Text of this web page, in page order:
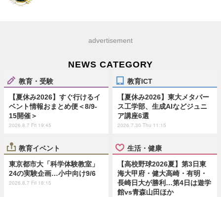
advertisement
NEWS CATEGORY
教育・受験
【夏休み2026】すぐ行けるイ
ベント情報おまとめ便＜8/9-
15開催＞
2026.8.7 Fri 19:45
教育ICT
【夏休み2026】東大メタバー
ス工学部、生成AIなどジュニ
ア講座6選
2026.7.30 Thu 11:15
教育イベント
東京都市大「科学体験教室」
24の実験企画…小中向け9/6
2026.8.7 Fri 18:15
生活・健康
【高校野球2026夏】第3日東
海大甲府・健大高崎・有明・
長崎日大が勝利…第4日は遊学
館vs青森山田ほか